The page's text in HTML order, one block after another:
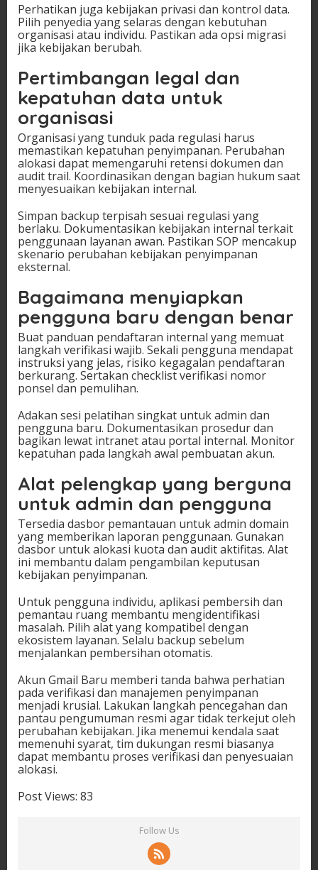
Perhatikan juga kebijakan privasi dan kontrol data.
Pilih penyedia yang selaras dengan kebutuhan
organisasi atau individu. Pastikan ada opsi migrasi
jika kebijakan berubah.
Pertimbangan legal dan
kepatuhan data untuk
organisasi
Organisasi yang tunduk pada regulasi harus
memastikan kepatuhan penyimpanan. Perubahan
alokasi dapat memengaruhi retensi dokumen dan
audit trail. Koordinasikan dengan bagian hukum saat
menyesuaikan kebijakan internal.
Simpan backup terpisah sesuai regulasi yang
berlaku. Dokumentasikan kebijakan internal terkait
penggunaan layanan awan. Pastikan SOP mencakup
skenario perubahan kebijakan penyimpanan
eksternal.
Bagaimana menyiapkan
pengguna baru dengan benar
Buat panduan pendaftaran internal yang memuat
langkah verifikasi wajib. Sekali pengguna mendapat
instruksi yang jelas, risiko kegagalan pendaftaran
berkurang. Sertakan checklist verifikasi nomor
ponsel dan pemulihan.
Adakan sesi pelatihan singkat untuk admin dan
pengguna baru. Dokumentasikan prosedur dan
bagikan lewat intranet atau portal internal. Monitor
kepatuhan pada langkah awal pembuatan akun.
Alat pelengkap yang berguna
untuk admin dan pengguna
Tersedia dasbor pemantauan untuk admin domain
yang memberikan laporan penggunaan. Gunakan
dasbor untuk alokasi kuota dan audit aktifitas. Alat
ini membantu dalam pengambilan keputusan
kebijakan penyimpanan.
Untuk pengguna individu, aplikasi pembersih dan
pemantau ruang membantu mengidentifikasi
masalah. Pilih alat yang kompatibel dengan
ekosistem layanan. Selalu backup sebelum
menjalankan pembersihan otomatis.
Akun Gmail Baru memberi tanda bahwa perhatian
pada verifikasi dan manajemen penyimpanan
menjadi krusial. Lakukan langkah pencegahan dan
pantau pengumuman resmi agar tidak terkejut oleh
perubahan kebijakan. Jika menemui kendala saat
memenuhi syarat, tim dukungan resmi biasanya
dapat membantu proses verifikasi dan penyesuaian
alokasi.
Post Views: 83
Follow Us